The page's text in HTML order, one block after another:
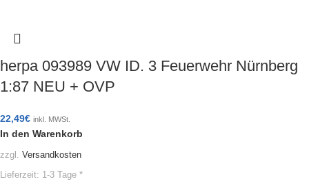
herpa 093989 VW ID. 3 Feuerwehr Nürnberg
1:87 NEU + OVP
22,49€ inkl. MWSt.
In den Warenkorb
zzgl. Versandkosten
Lieferzeit: 1-3 Tage *